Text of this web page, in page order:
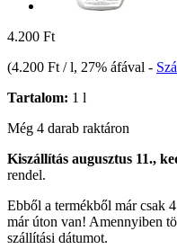
4.200 Ft
(4.200 Ft / l, 27% áfával -
Tartalom: 1 l
Még 4 darab raktáron
Kiszállítás augusztus 11.,
rendel.
Ebből a termékből már csak
már úton van! Amennyiben
szállítási dátumot.